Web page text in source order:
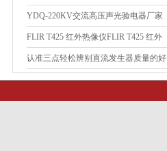
滤油机
YDQ-220KV交流高压声光验电器厂家
FLIR T425 红外热像仪FLIR T425 红外
热像仪
认准三点轻松辨别直流发生器质量的好
坏